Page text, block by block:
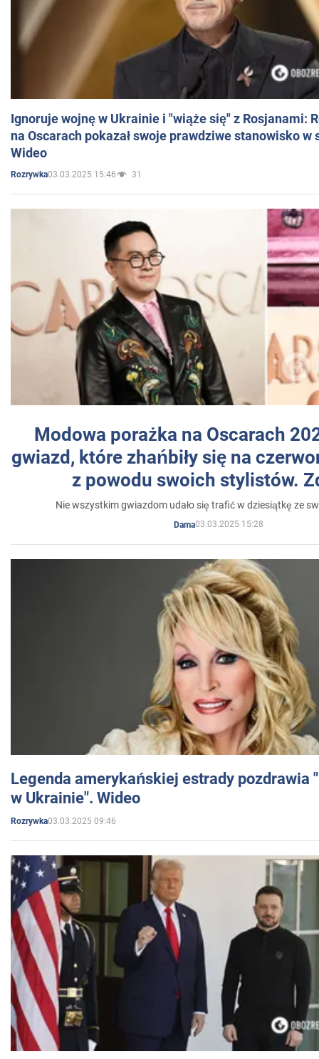
Ignoruje wojnę w Ukrainie i "wiąże się" z Rosjanami:
na Oscarach pokazał swoje prawdziwe stanowisko w
Wideo
Rozrywka03.03.2025 15:46 31
Modowa porażka na Oscarach
gwiazd, które zhańbiły się na
z powodu swoich stylistów.
Nie wszystkim gwiazdom udało się trafić w dziesiątkę ze
Dama03.03.2025 15:28
Legenda amerykańskiej estrady pozdrawia
w Ukrainie". Wideo
Rozrywka03.03.2025 09:46